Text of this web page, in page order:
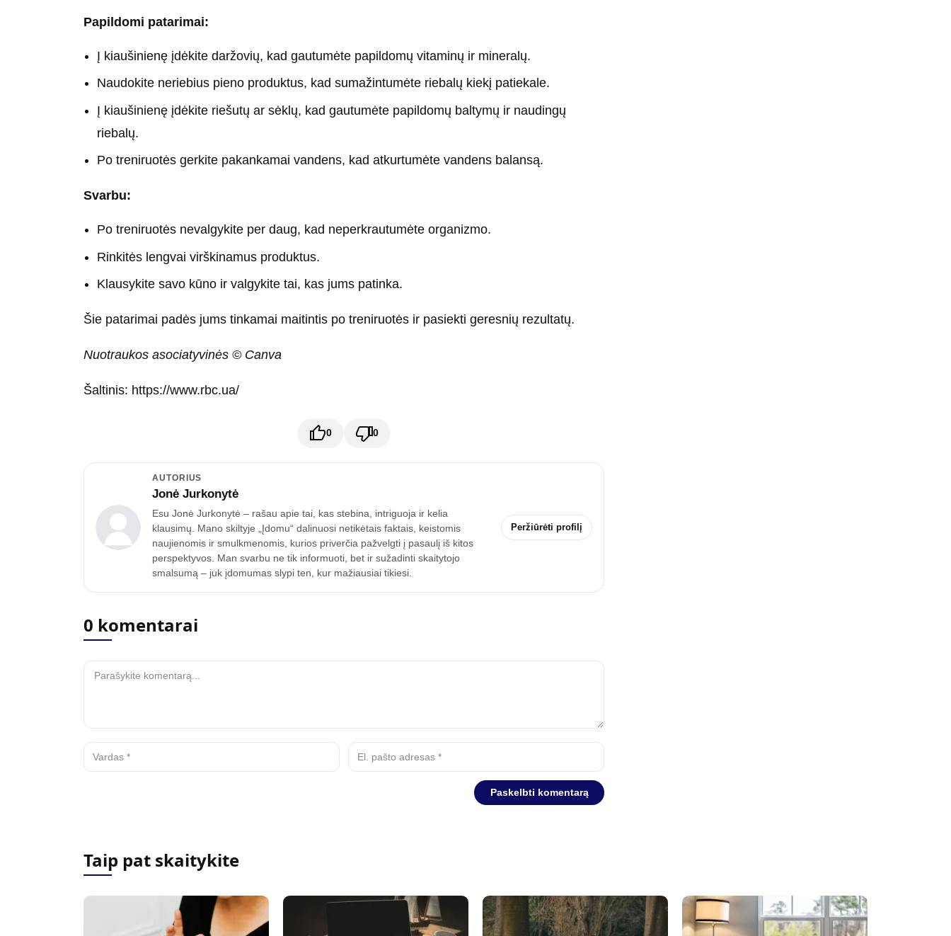
Papildomi patarimai:
Į kiaušinienę įdėkite daržovių, kad gautumėte papildomų vitaminų ir mineralų.
Naudokite neriebius pieno produktus, kad sumažintumėte riebalų kiekį patiekale.
Į kiaušinienę įdėkite riešutų ar sėklų, kad gautumėte papildomų baltymų ir naudingų
riebalų.
Po treniruotės gerkite pakankamai vandens, kad atkurtumėte vandens balansą.
Svarbu:
Po treniruotės nevalgykite per daug, kad neperkrautumėte organizmo.
Rinkitės lengvai virškinamus produktus.
Klausykite savo kūno ir valgykite tai, kas jums patinka.
Šie patarimai padės jums tinkamai maitintis po treniruotės ir pasiekti geresnių rezultatų.
Nuotraukos asociatyvinės © Canva
Šaltinis: https://www.rbc.ua/
0 0
AUTORIUS
Jonė Jurkonytė
Esu Jonė Jurkonytė – rašau apie tai, kas stebina, intriguoja ir kelia
klausimų. Mano skiltyje „Įdomu“ dalinuosi netikėtais faktais, keistomis
naujienomis ir smulkmenomis, kurios priverčia pažvelgti į pasaulį iš kitos
perspektyvos. Man svarbu ne tik informuoti, bet ir sužadinti skaitytojo
smalsumą – juk įdomumas slypi ten, kur mažiausiai tikiesi.
Peržiūrėti profilį
0 komentarai
Taip pat skaitykite